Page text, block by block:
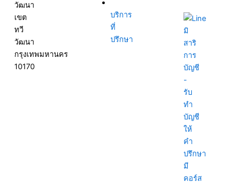
วัฒนา
เขต
ทวี
วัฒนา
กรุงเทพมหานคร
10170
บริการ
ที่
ปรึกษา